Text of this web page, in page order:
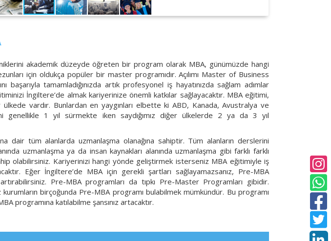
akademik düzeyde öğreten bir program olarak MBA, günümüzde hangi
için oldukça popüler bir master programıdır. Açılımı Master of Business
başarıyla tamamladığınızda artık profesyonel iş hayatınızda sağlam adımlar
İngiltere’de almak kariyerinize önemli katkılar sağlayacaktır. MBA eğitimi,
vardır. Bunlardan en yaygınları elbette ki ABD, Kanada, Avustralya ve
genellikle 1 yıl sürmekte iken saydığımız diğer ülkelerde 2 ya da 3 yıl
dair tüm alanlarda uzmanlaşma olanağına sahiptir. Tüm alanların derslerini
uzmanlaşma ya da insan kaynakları alanında uzmanlaşma gibi farklı farklı
olabilirsiniz. Kariyerinizi hangi yönde geliştirmek isterseniz MBA eğitimiyle iş
Eğer İngiltere’de MBA için gerekli şartları sağlayamazsanız, Pre-MBA
artırabilirsiniz. Pre-MBA programları da tıpkı Pre-Master Programları gibidir.
birçoğunda Pre-MBA programı bulabilmek mümkündür. Bu programı
programına katılabilme şansınız artacaktır.